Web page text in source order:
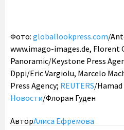
Фото: globallookpress.com/
www.imago-images.de, Florent
Panoramic/Keystone Press
Dppi/Eric Vargiolu, Marcelo
Press Agency; REUTERS/
Новости/Флоран Гуден
АвторАлиса Ефремова